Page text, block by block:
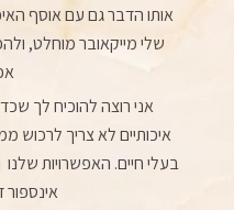
אותו הדבר גם עם אוסף
שלי מייקאובר מוחלט,
אני רוצה להוכיח לך
איכותיים לא צריך לרכוש
בעלי חיים. האפשרויות שלנו